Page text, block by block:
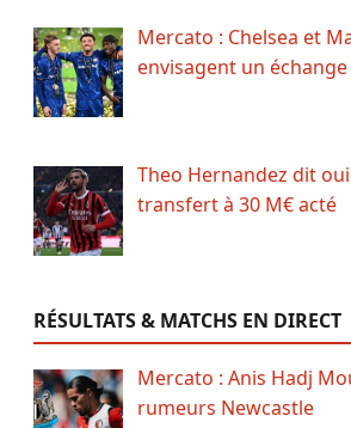
Mercato : Chelsea et
envisagent un échange
Theo Hernandez dit
transfert à 30 M€ acté
RÉSULTATS & MATCHS EN DIRECT
Mercato : Anis Hadj
rumeurs Newcastle